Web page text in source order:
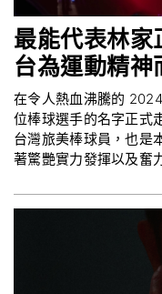
最能代表林家
台為運動精
在令人熱血沸騰的
位棒球選手的名字正式
台灣旅美棒球員，也
著驚艷實力發揮以及奮